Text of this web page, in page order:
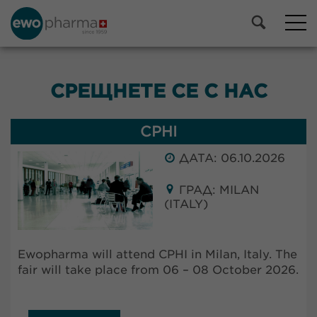
СРЕЩНЕТЕ СЕ С НАС
CPHI
ДАТА: 06.10.2026
ГРАД: MILAN
(ITALY)
Ewopharma will attend CPHI in Milan, Italy. The
fair will take place from 06 – 08 October 2026.